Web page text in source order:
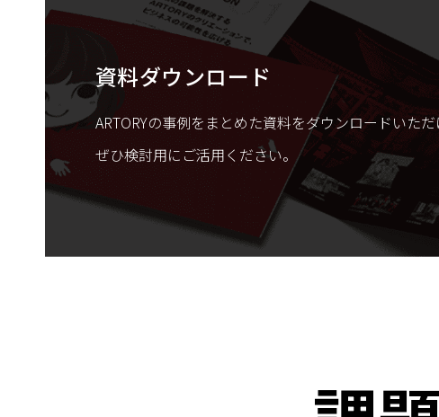
資料ダウンロード
ARTORYの事例をまとめた資料をダウンロードいただ
ぜひ検討用にご活用ください。